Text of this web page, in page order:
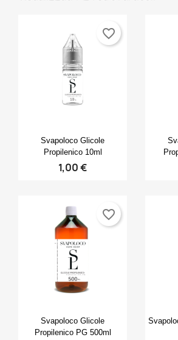
Anteprima
Svapoloco Glicole
Propilenico 10ml
1,00 €
favorite_border
Anteprima
Svapoloco Glicole
Propilenico PG 500ml
favorite_border